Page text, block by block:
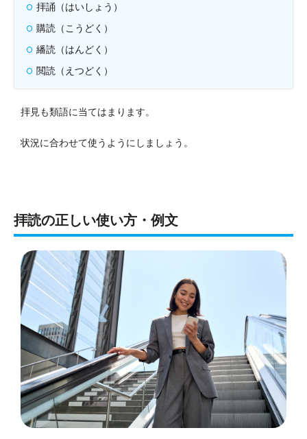
拝誦（はいしょう）
購読（こうどく）
繙読（はんどく）
閲読（えつどく）
拝見も類語に当てはまります。
状況に合わせて使うようにしましょう。
拝読の正しい使い方・例文